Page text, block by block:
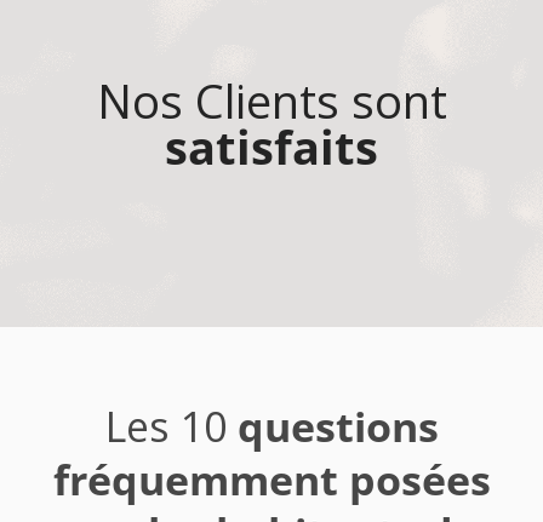
Nos Clients sont
satisfaits
Les 10 questions
fréquemment posées